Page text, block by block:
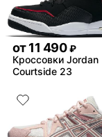
от11 490 ₽
Кроссовки Jordan
Courtside 23